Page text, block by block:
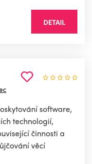
DETAIL
software,
technologií,
činnosti a
věcí